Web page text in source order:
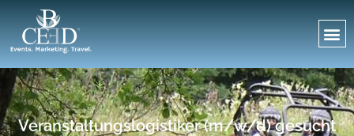
Veranstaltungslogistiker (m/w/d) gesucht